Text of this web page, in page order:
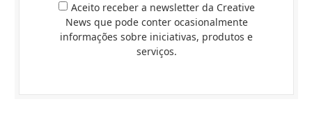
Aceito receber a newsletter da Creative
News que pode conter ocasionalmente
informações sobre iniciativas, produtos e
serviços.